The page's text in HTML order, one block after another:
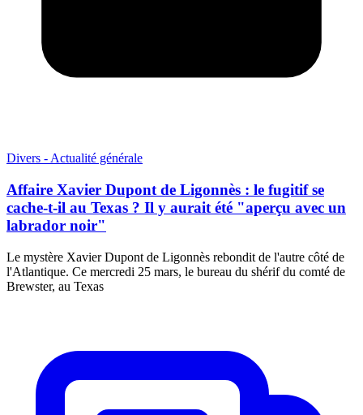
Divers - Actualité générale
Affaire Xavier Dupont de Ligonnès : le fugitif se
cache-t-il au Texas ? Il y aurait été "aperçu avec un
labrador noir"
Le mystère Xavier Dupont de Ligonnès rebondit de l'autre côté de
l'Atlantique. Ce mercredi 25 mars, le bureau du shérif du comté de
Brewster, au Texas